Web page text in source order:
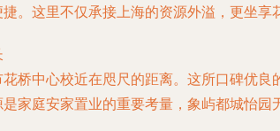
。这里不仅承接上海的资源外溢，更坐
花桥中心校近在咫尺的距离。这所口碑优良
家庭安家置业的重要考量，象屿都城怡